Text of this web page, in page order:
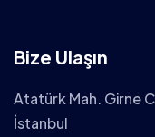
Bize Ulaşın
Atatürk Mah. Girne
İstanbul